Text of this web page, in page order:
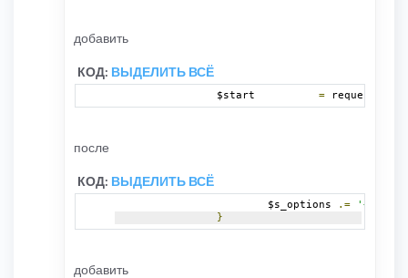
добавить
КОД: ВЫДЕЛИТЬ ВСЁ
= request_var
после
КОД: ВЫДЕЛИТЬ ВСЁ
			$s_options
.=
}
добавить